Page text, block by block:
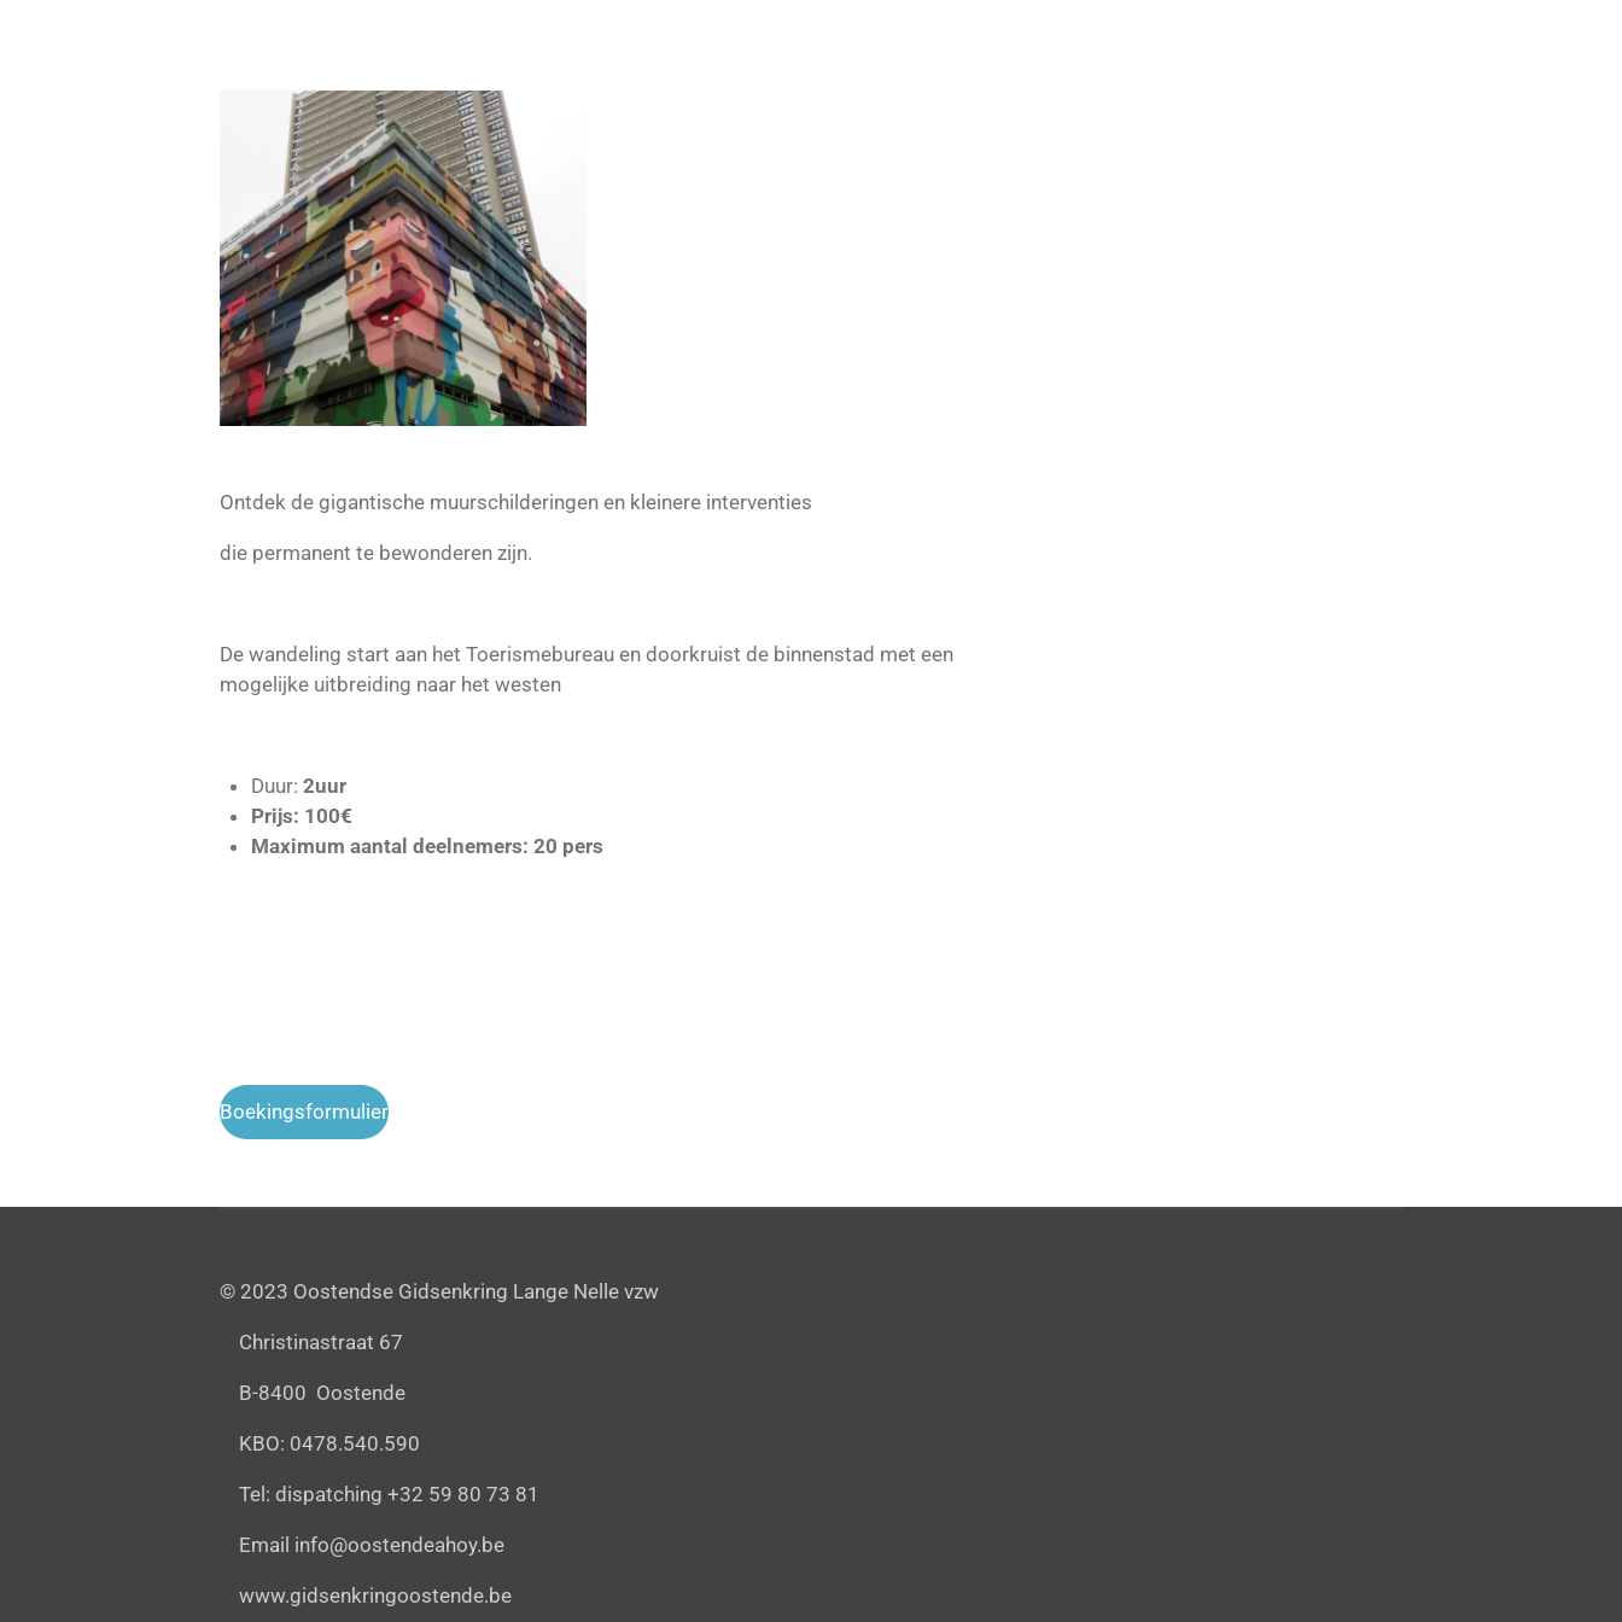
Ontdek de gigantische muurschilderingen en kleinere interventies
die permanent te bewonderen zijn.
De wandeling start aan het Toerismebureau en doorkruist de binnenstad met een
mogelijke uitbreiding naar het westen
Duur: 2uur
Prijs: 100€
Maximum aantal deelnemers: 20 pers
Boekingsformulier
© 2023 Oostendse Gidsenkring Lange Nelle vzw
Christinastraat 67
B-8400 Oostende
KBO: 0478.540.590
Tel: dispatching +32 59 80 73 81
Email info@oostendeahoy.be
www.gidsenkringoostende.be